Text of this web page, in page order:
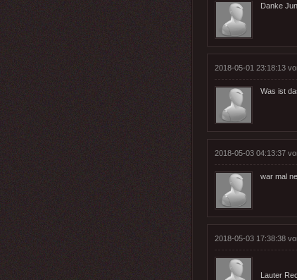
Danke
2018-05-01 23:18:13
Was ist
2018-05-03 04:13:37
war mal
2018-05-03 17:38:38
Lauter